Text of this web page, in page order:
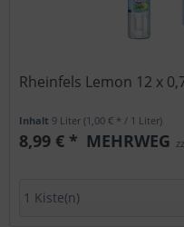
Rheinfels Lemon 12 x
Inhalt 9 Liter(1,00 € * / 1 Liter)
8,99 € * MEHRWEG